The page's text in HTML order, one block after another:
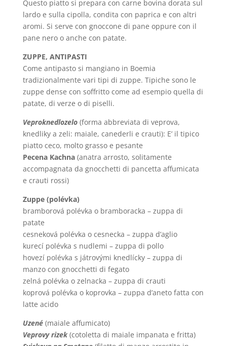
Questo piatto si prepara con carne bovina dorata sul
lardo e sulla cipolla, condita con paprica e con altri
aromi. Si serve con gnoccone di pane oppure con il
pane nero o anche con patate.
ZUPPE, ANTIPASTI
Come antipasto si mangiano in Boemia
tradizionalmente vari tipi di zuppe. Tipiche sono le
zuppe dense con soffritto come ad esempio quella di
patate, di verze o di piselli.
Veproknedlozelo(forma abbreviata di veprova,
knedliky a zeli: maiale, canederli e crauti): E’ il tipico
piatto ceco, molto grasso e pesante
Pecena Kachna(anatra arrosto, solitamente
accompagnata da gnocchetti di pancetta affumicata
e crauti rossi)
Zuppe (polévka)
bramborová polévka o bramboracka – zuppa di
patate
cesneková polévka o cesnecka – zuppa d’aglio
kurecí polévka s nudlemi – zuppa di pollo
hovezí polévka s játrovými knedlícky – zuppa di
manzo con gnocchetti di fegato
zelná polévka o zelnacka – zuppa di crauti
koprová polévka o koprovka – zuppa d’aneto fatta con
latte acido
Uzené(maiale affumicato)
Veprovy rizek(cotoletta di maiale impanata e fritta)